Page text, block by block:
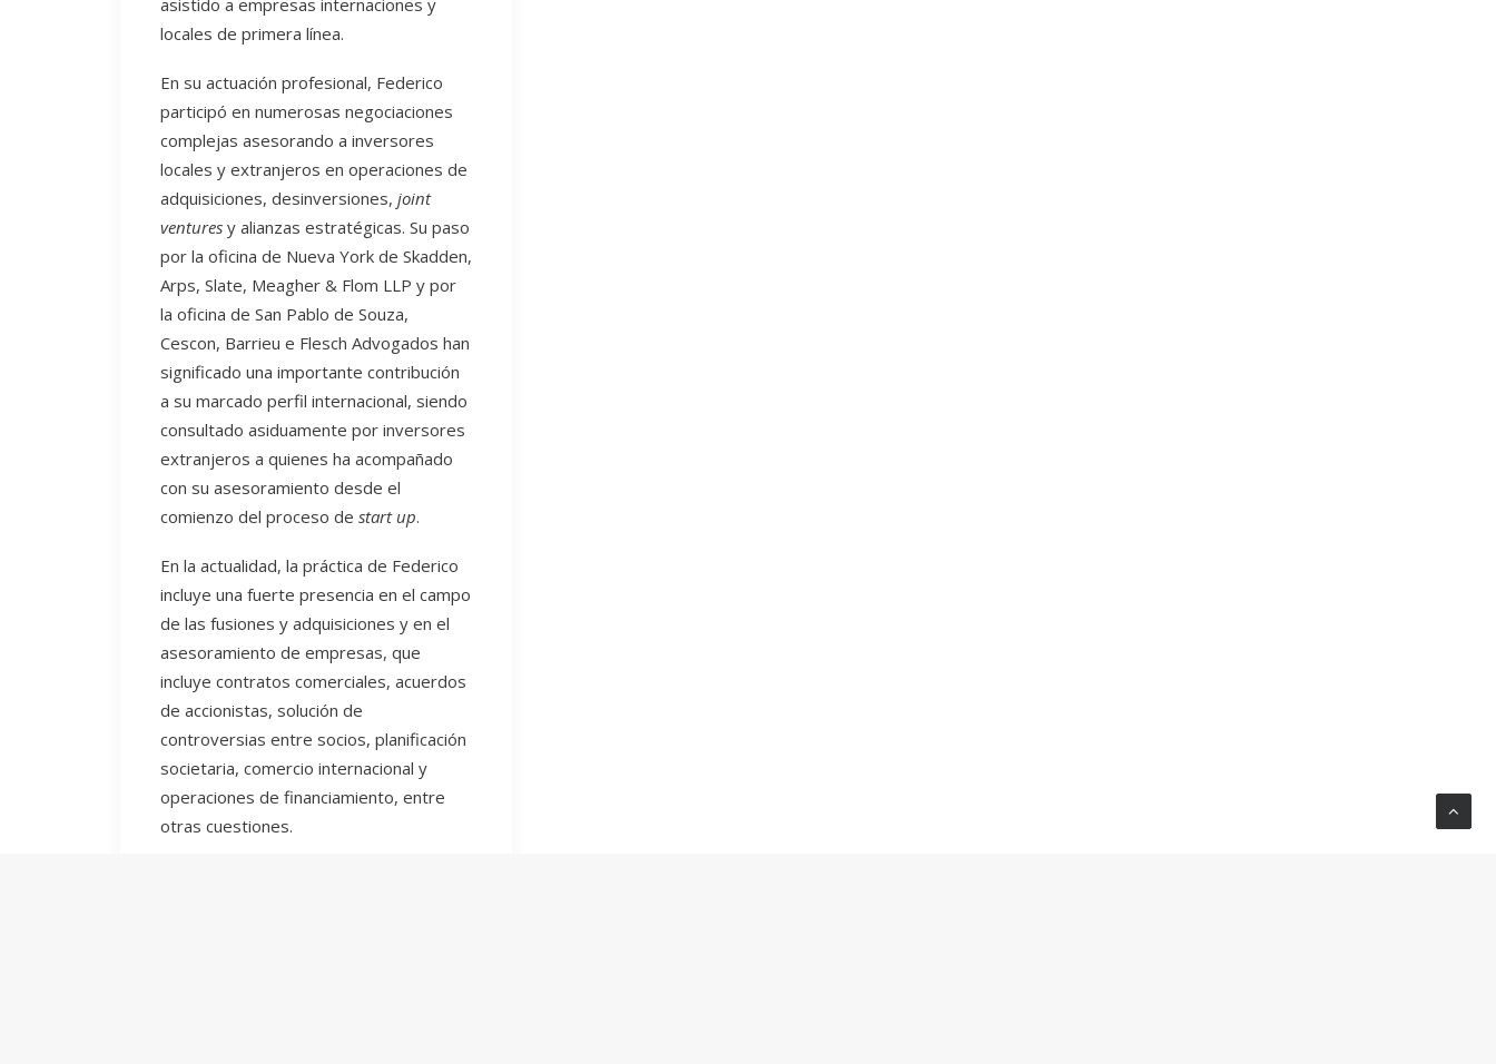
asistido a empresas internaciones y
locales de primera línea.
En su actuación profesional, Federico
participó en numerosas negociaciones
complejas asesorando a inversores
locales y extranjeros en operaciones de
adquisiciones, desinversiones, joint
ventures y alianzas estratégicas. Su paso
por la oficina de Nueva York de Skadden,
Arps, Slate, Meagher & Flom LLP y por
la oficina de San Pablo de Souza,
Cescon, Barrieu e Flesch Advogados han
significado una importante contribución
a su marcado perfil internacional, siendo
consultado asiduamente por inversores
extranjeros a quienes ha acompañado
con su asesoramiento desde el
comienzo del proceso de start up.
En la actualidad, la práctica de Federico
incluye una fuerte presencia en el campo
de las fusiones y adquisiciones y en el
asesoramiento de empresas, que
incluye contratos comerciales, acuerdos
de accionistas, solución de
controversias entre socios, planificación
societaria, comercio internacional y
operaciones de financiamiento, entre
otras cuestiones.